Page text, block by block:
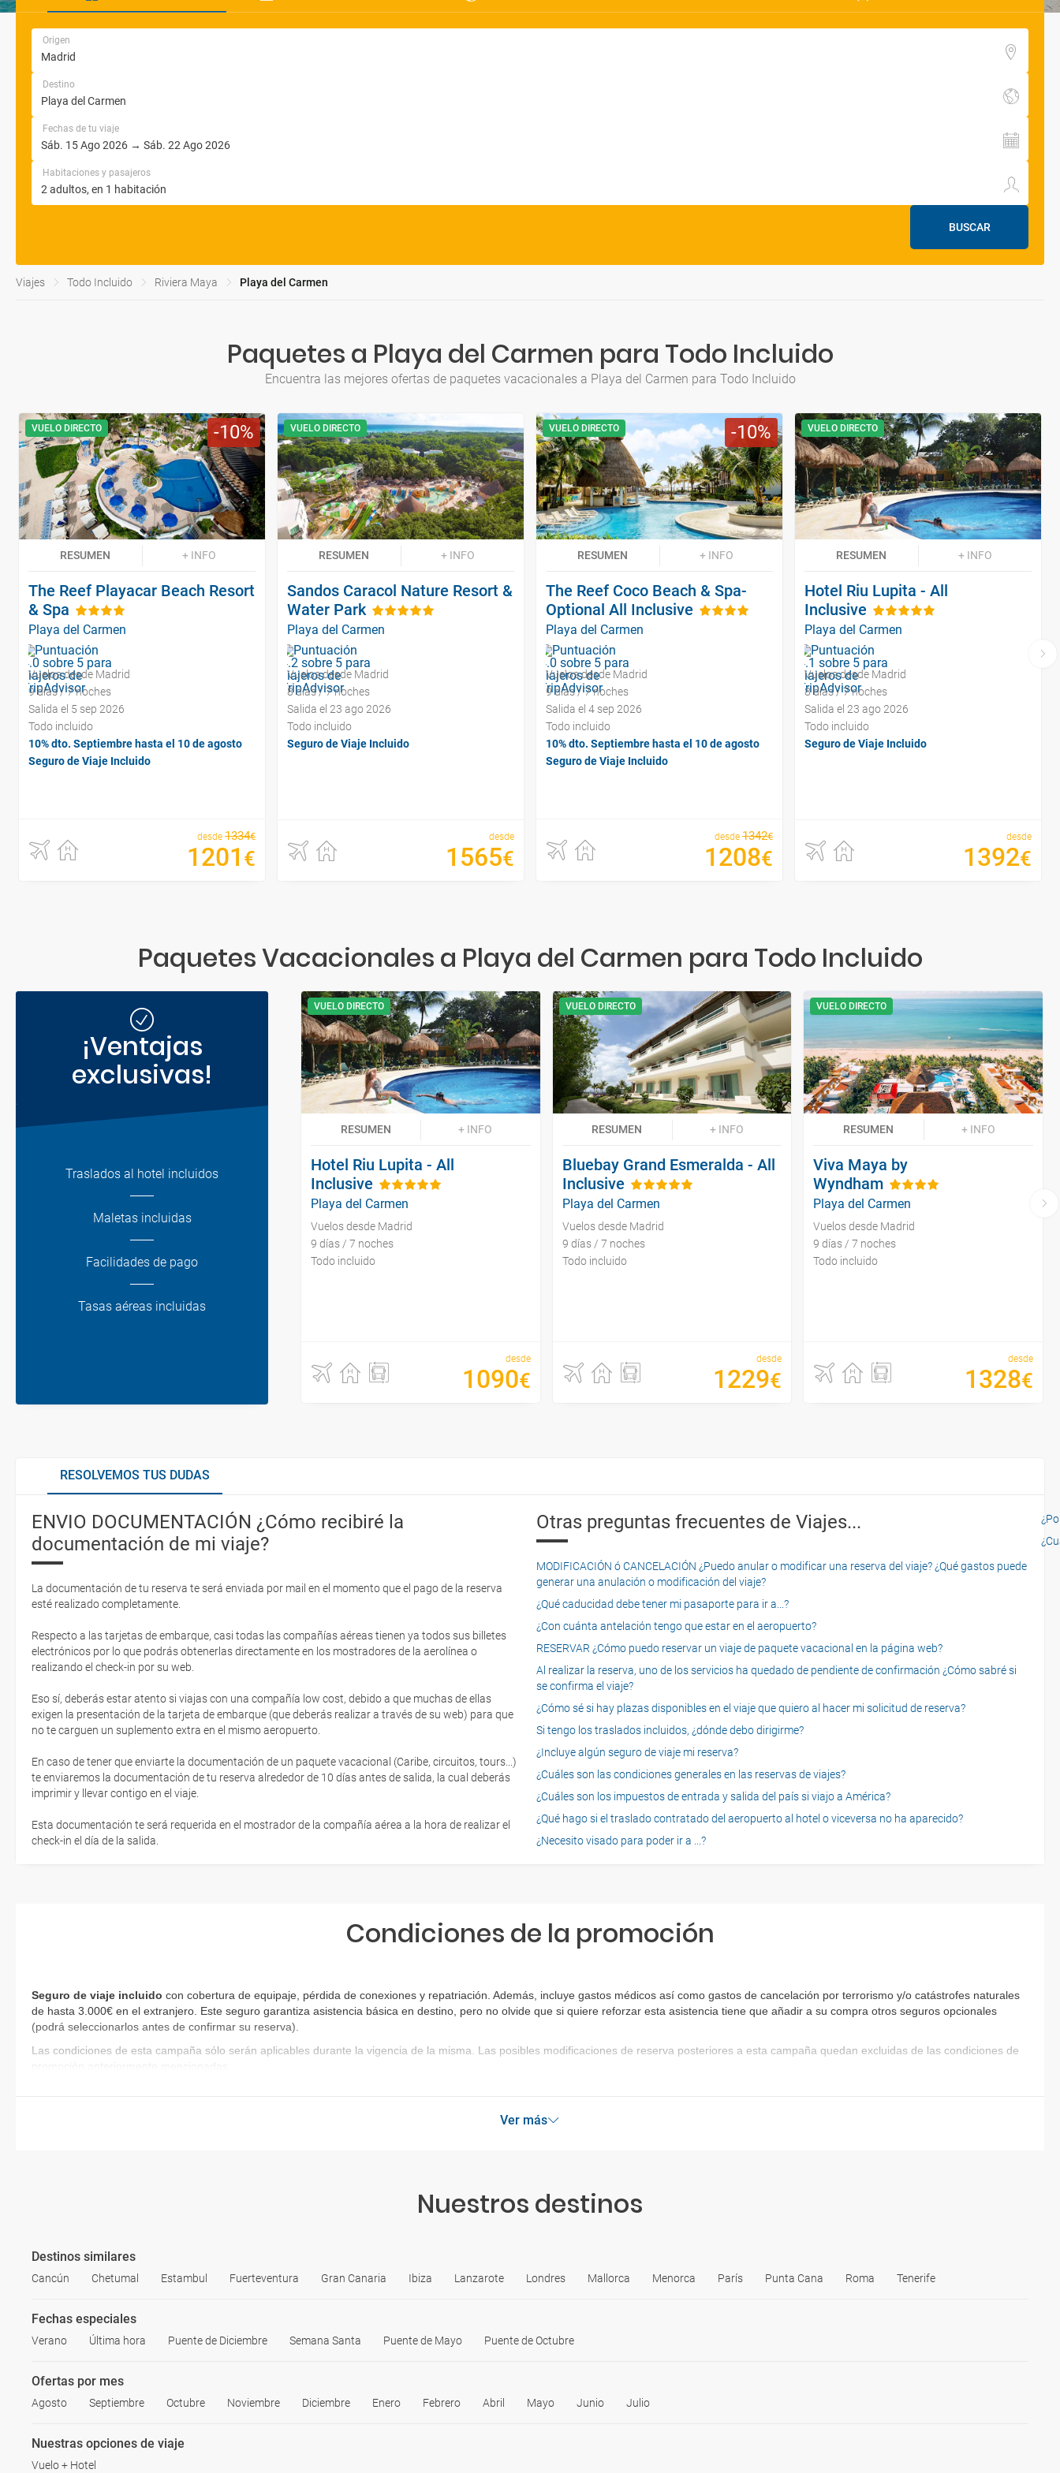
Origen
Destino
Fechas de tu viaje
Habitaciones y pasajeros
BUSCAR
Viajes Todo Incluido Riviera Maya Playa del Carmen
Paquetes a Playa del Carmen para Todo Incluido
Encuentra las mejores ofertas de paquetes vacacionales a Playa del Carmen para Todo Incluido
10
VUELO DIRECTO
RESUMEN + INFO
The Reef Playacar Beach Resort
& Spa
Playa del Carmen
Vuelos desde Madrid
9 días / 7 noches
Salida el 5 sep 2026
Todo incluido
10% dto. Septiembre hasta el 10 de agosto
Seguro de Viaje Incluido
desde 1334€
1201 €
VUELO DIRECTO
RESUMEN + INFO
Sandos Caracol Nature Resort &
Water Park
Playa del Carmen
Vuelos desde Madrid
8 días / 7 noches
Salida el 23 ago 2026
Todo incluido
Seguro de Viaje Incluido
desde
1565€
10
VUELO DIRECTO
RESUMEN + INFO
The Reef Coco Beach & Spa-
Optional All Inclusive
Playa del Carmen
Vuelos desde Madrid
9 días / 7 noches
Salida el 4 sep 2026
Todo incluido
10% dto. Septiembre hasta el 10 de agosto
Seguro de Viaje Incluido
desde 1342€
1208€
VUELO DIRECTO
RESUMEN + INFO
Hotel Riu Lupita - All
Inclusive
Playa del Carmen
Vuelos desde Madrid
8 días / 7 noches
Salida el 23 ago 2026
Todo incluido
Seguro de Viaje Incluido
desde
1392€
Paquetes Vacacionales a Playa del Carmen para Todo Incluido
¡Ventajas
exclusivas!
Traslados al hotel incluidos
Maletas incluidas
Facilidades de pago
Tasas aéreas incluidas
VUELO DIRECTO
RESUMEN + INFO
Hotel Riu Lupita - All
Inclusive
Playa del Carmen
Vuelos desde Madrid
9 días / 7 noches
Todo incluido
desde
1090€
VUELO DIRECTO
RESUMEN + INFO
Bluebay Grand Esmeralda - All
Inclusive
Playa del Carmen
Vuelos desde Madrid
9 días / 7 noches
Todo incluido
desde
1229€
VUELO DIRECTO
RESUMEN + INFO
Viva Maya by
Wyndham
Playa del Carmen
Vuelos desde Madrid
9 días / 7 noches
Todo incluido
desde
1328€
RESOLVEMOS TUS DUDAS
ENVIO DOCUMENTACIÓN ¿Cómo recibiré la
documentación de mi viaje?
La documentación de tu reserva te será enviada por mail en el momento que el pago de la reserva
esté realizado completamente.
Respecto a las tarjetas de embarque, casi todas las compañías aéreas tienen ya todos sus billetes
electrónicos por lo que podrás obtenerlas directamente en los mostradores de la aerolínea o
realizando el check-in por su web.
Eso sí, deberás estar atento si viajas con una compañía low cost, debido a que muchas de ellas
exigen la presentación de la tarjeta de embarque (que deberás realizar a través de su web) para que
no te carguen un suplemento extra en el mismo aeropuerto.
En caso de tener que enviarte la documentación de un paquete vacacional (Caribe, circuitos, tours...)
te enviaremos la documentación de tu reserva alrededor de 10 días antes de salida, la cual deberás
imprimir y llevar contigo en el viaje.
Esta documentación te será requerida en el mostrador de la compañía aérea a la hora de realizar el
check-in el día de la salida.
Otras preguntas frecuentes de Viajes...
MODIFICACIÓN ó CANCELACIÓN ¿Puedo anular o modificar una reserva del viaje? ¿Qué gastos puede
generar una anulación o modificación del viaje?
¿Qué caducidad debe tener mi pasaporte para ir a...?
¿Con cuánta antelación tengo que estar en el aeropuerto?
RESERVAR ¿Cómo puedo reservar un viaje de paquete vacacional en la página web?
Al realizar la reserva, uno de los servicios ha quedado de pendiente de confirmación ¿Cómo sabré si
se confirma el viaje?
¿Cómo sé si hay plazas disponibles en el viaje que quiero al hacer mi solicitud de reserva?
Si tengo los traslados incluidos, ¿dónde debo dirigirme?
¿Incluye algún seguro de viaje mi reserva?
¿Cuáles son las condiciones generales en las reservas de viajes?
¿Cuáles son los impuestos de entrada y salida del país si viajo a América?
¿Qué hago si el traslado contratado del aeropuerto al hotel o viceversa no ha aparecido?
¿Necesito visado para poder ir a ...?
Condiciones de la promoción
Seguro de viaje incluido con cobertura de equipaje, pérdida de conexiones y repatriación. Además, incluye gastos médicos así como gastos de cancelación por terrorismo y/o catástrofes naturales
de hasta 3.000€ en el extranjero. Este seguro garantiza asistencia básica en destino, pero no olvide que si quiere reforzar esta asistencia tiene que añadir a su compra otros seguros opcionales
(podrá seleccionarlos antes de confirmar su reserva)
Las condiciones de esta campaña sólo serán aplicables durante la vigencia de la misma. Las posibles modificaciones de reserva posteriores a esta campaña quedan excluidas de las condiciones de
promoción anteriormente mencionadas.
Ver más
Nuestros destinos
Destinos similares
Cancún Chetumal Estambul Fuerteventura Gran Canaria Ibiza Lanzarote Londres Mallorca Menorca París Punta Cana Roma Tenerife
Fechas especiales
Verano Última hora Puente de Diciembre Semana Santa Puente de Mayo Puente de Octubre
Ofertas por mes
Agosto Septiembre Octubre Noviembre Diciembre Enero Febrero Abril Mayo Junio Julio
Nuestras opciones de viaje
Vuelo + Hotel